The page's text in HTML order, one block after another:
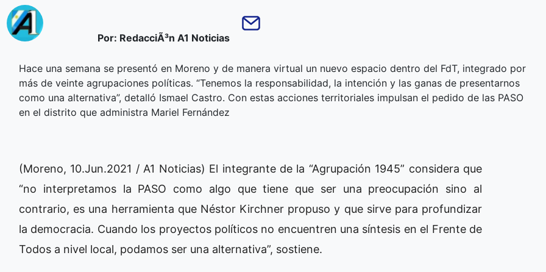
Por: RedacciÃ³n A1 Noticias
Hace una semana se presentó en Moreno y de manera virtual un nuevo espacio dentro del FdT, integrado por
más de veinte agrupaciones políticas. “Tenemos la responsabilidad, la intención y las ganas de presentarnos
como una alternativa”, detalló Ismael Castro. Con estas acciones territoriales impulsan el pedido de las PASO
en el distrito que administra Mariel Fernández
(Moreno, 10.Jun.2021 / A1 Noticias) El integrante de la “Agrupación 1945” considera que
“no interpretamos la PASO como algo que tiene que ser una preocupación sino al
contrario, es una herramienta que Néstor Kirchner propuso y que sirve para profundizar
la democracia. Cuando los proyectos políticos no encuentren una síntesis en el Frente de
Todos a nivel local, podamos ser una alternativa”, sostiene.